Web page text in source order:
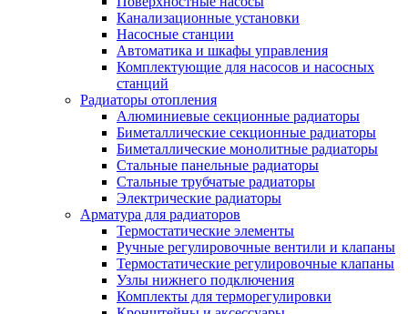
Канализационные установки
Насосные станции
Автоматика и шкафы управления
Комплектующие для насосов и насосных
станций
Радиаторы отопления
Алюминиевые секционные радиаторы
Биметаллические секционные радиаторы
Биметаллические монолитные радиаторы
Стальные панельные радиаторы
Стальные трубчатые радиаторы
Электрические радиаторы
Арматура для радиаторов
Термостатические элементы
Ручные регулировочные вентили и клапаны
Термостатические регулировочные клапаны
Узлы нижнего подключения
Комплекты для терморегулировки